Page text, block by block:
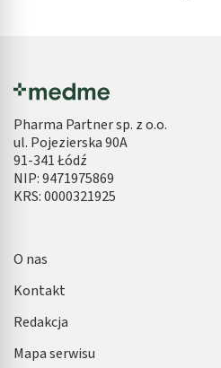
Pharma Partner sp. z o.o.
ul. Pojezierska 90A
91-341 Łódź
NIP: 9471975869
KRS: 0000321925
O nas
Kontakt
Redakcja
Mapa serwisu